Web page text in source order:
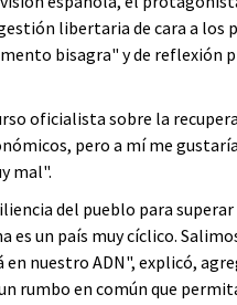
libertaria de cara a los
bisagra" y de reflexión
oficialista sobre la
pero a mí me
mal".
del pueblo para
un país muy cíclico.
en nuestro ADN", explicó,
rumbo en común que